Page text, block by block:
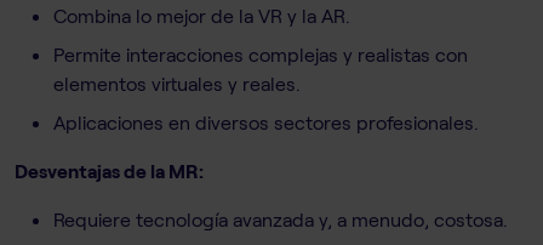
Combina lo mejor de la VR y la AR.
Permite interacciones complejas y realistas con
elementos virtuales y reales.
Aplicaciones en diversos sectores profesionales.
Desventajas de la MR:
Requiere tecnología avanzada y, a menudo, costosa.